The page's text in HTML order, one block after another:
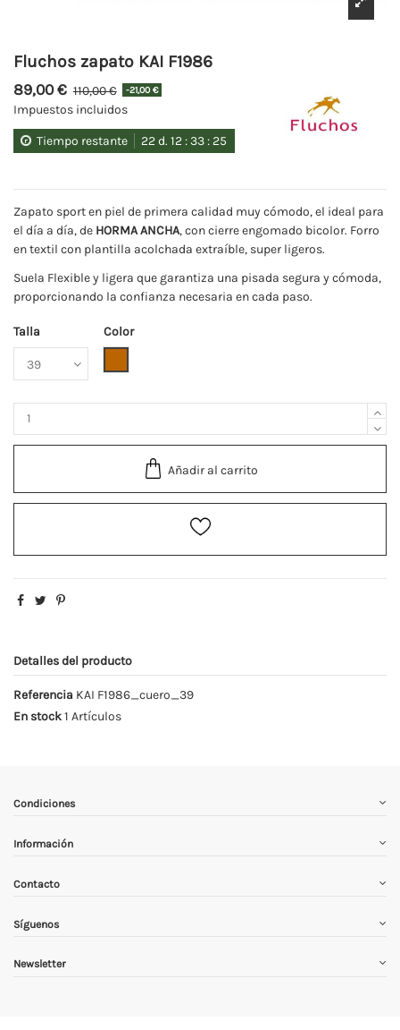
Fluchos zapato KAI F1986
89,00 € 110,00 € -21,00 €
Impuestos incluidos
Tiempo restante 22d. 12 :33 : 25
Zapato sport en piel de primera calidad muy cómodo, el ideal para
el día a día, de HORMA ANCHA, con cierre engomado bicolor. Forro
en textil con plantilla acolchada extraíble, super ligeros.
Suela Flexible y ligera que garantiza una pisada segura y cómoda,
proporcionando la confianza necesaria en cada paso.
Talla
Color
Añadir al carrito
Detalles del producto
Referencia KAI F1986_cuero_39
En stock1 Artículos
Condiciones
Información
Contacto
Síguenos
Newsletter